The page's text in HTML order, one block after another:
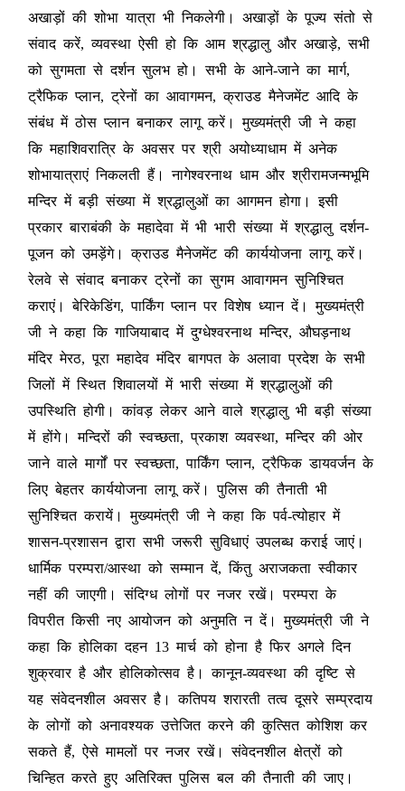
अखाड़ों की शोभा यात्रा भी निकलेगी। अखाड़ों के पूज्य संतो से
संवाद करें, व्यवस्था ऐसी हो कि आम श्रद्धालु और अखाड़े, सभी
को सुगमता से दर्शन सुलभ हो। सभी के आने-जाने का मार्ग,
ट्रैफिक प्लान, ट्रेनों का आवागमन, क्राउड मैनेजमेंट आदि के
संबंध में ठोस प्लान बनाकर लागू करें। मुख्यमंत्री जी ने कहा
कि महाशिवरात्रि के अवसर पर श्री अयोध्याधाम में अनेक
शोभायात्राएं निकलती हैं। नागेश्वरनाथ धाम और श्रीरामजन्मभूमि
मन्दिर में बड़ी संख्या में श्रद्धालुओं का आगमन होगा। इसी
प्रकार बाराबंकी के महादेवा में भी भारी संख्या में श्रद्धालु दर्शन-
पूजन को उमड़ेंगे। क्राउड मैनेजमेंट की कार्ययोजना लागू करें।
रेलवे से संवाद बनाकर ट्रेनों का सुगम आवागमन सुनिश्चित
कराएं। बेरिकेडिंग, पार्किंग प्लान पर विशेष ध्यान दें। मुख्यमंत्री
जी ने कहा कि गाजियाबाद में दुग्धेश्वरनाथ मन्दिर, औघड़नाथ
मंदिर मेरठ, पूरा महादेव मंदिर बागपत के अलावा प्रदेश के सभी
जिलों में स्थित शिवालयों में भारी संख्या में श्रद्धालुओं की
उपस्थिति होगी। कांवड़ लेकर आने वाले श्रद्धालु भी बड़ी संख्या
में होंगे। मन्दिरों की स्वच्छता, प्रकाश व्यवस्था, मन्दिर की ओर
जाने वाले मार्गों पर स्वच्छता, पार्किंग प्लान, ट्रैफिक डायवर्जन के
लिए बेहतर कार्ययोजना लागू करें। पुलिस की तैनाती भी
सुनिश्चित करायें। मुख्यमंत्री जी ने कहा कि पर्व-त्योहार में
शासन-प्रशासन द्वारा सभी जरूरी सुविधाएं उपलब्ध कराई जाएं।
धार्मिक परम्परा/आस्था को सम्मान दें, किंतु अराजकता स्वीकार
नहीं की जाएगी। संदिग्ध लोगों पर नजर रखें। परम्परा के
विपरीत किसी नए आयोजन को अनुमति न दें। मुख्यमंत्री जी ने
कहा कि होलिका दहन 13 मार्च को होना है फिर अगले दिन
शुक्रवार है और होलिकोत्सव है। कानून-व्यवस्था की दृष्टि से
यह संवेदनशील अवसर है। कतिपय शरारती तत्व दूसरे सम्प्रदाय
के लोगों को अनावश्यक उत्तेजित करने की कुत्सित कोशिश कर
सकते हैं, ऐसे मामलों पर नजर रखें। संवेदनशील क्षेत्रों को
चिन्हित करते हुए अतिरिक्त पुलिस बल की तैनाती की जाए।